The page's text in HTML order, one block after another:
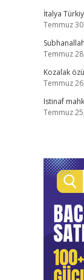
İtalya
Temmuz
Temmuz
Kozalak özü
Temmuz
Istinaf
Temmuz